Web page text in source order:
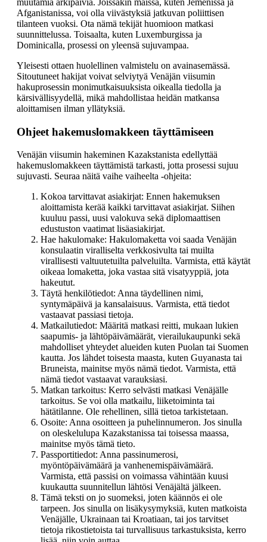
muutamia arkipäiviä. Joissakin maissa, kuten Jemenissä ja
Afganistanissa, voi olla viivästyksiä jatkuvan poliittisen
tilanteen vuoksi. Ota nämä tekijät huomioon matkasi
suunnittelussa. Toisaalta, kuten Luxemburgissa ja
Dominicalla, prosessi on yleensä sujuvampaa.
Yleisesti ottaen huolellinen valmistelu on avainasemässä.
Sitoutuneet hakijat voivat selviytyä Venäjän viisumin
hakuprosessin monimutkaisuuksista oikealla tiedolla ja
kärsivällisyydellä, mikä mahdollistaa heidän matkansa
aloittamisen ilman yllätyksiä.
Ohjeet hakemuslomakkeen täyttämiseen
Venäjän viisumin hakeminen Kazakstanista edellyttää
hakemuslomakkeen täyttämistä tarkasti, jotta prosessi sujuu
sujuvasti. Seuraa näitä vaihe vaiheelta -ohjeita:
Kokoa tarvittavat asiakirjat: Ennen hakemuksen
aloittamista kerää kaikki tarvittavat asiakirjat. Siihen
kuuluu passi, uusi valokuva sekä diplomaattisen
edustuston vaatimat lisäasiakirjat.
Hae hakulomake: Hakulomaketta voi saada Venäjän
konsulaatin viralliselta verkkosivulta tai muilta
virallisesti valtuutetuilta palveluilta. Varmista, että käytät
oikeaa lomaketta, joka vastaa sitä visatyyppiä, jota
hakeutut.
Täytä henkilötiedot: Anna täydellinen nimi,
syntymäpäivä ja kansalaisuus. Varmista, että tiedot
vastaavat passiasi tietoja.
Matkailutiedot: Määritä matkasi reitti, mukaan lukien
saapumis- ja lähtöpäivämäärät, vierailukaupunki sekä
mahdolliset yhteydet alueiden kuten Puolan tai Suomen
kautta. Jos lähdet toisesta maasta, kuten Guyanasta tai
Bruneista, mainitse myös nämä tiedot. Varmista, että
nämä tiedot vastaavat varauksiasi.
Matkan tarkoitus: Kerro selvästi matkasi Venäjälle
tarkoitus. Se voi olla matkailu, liiketoiminta tai
hätätilanne. Ole rehellinen, sillä tietoa tarkistetaan.
Osoite: Anna osoitteen ja puhelinnumeron. Jos sinulla
on oleskelulupa Kazakstanissa tai toisessa maassa,
mainitse myös tämä tieto.
Passportitiedot: Anna passinumerosi,
myöntöpäivämäärä ja vanhenemispäivämäärä.
Varmista, että passisi on voimassa vähintään kuusi
kuukautta suunnitellun lähtösi Venäjältä jälkeen.
Tämä teksti on jo suomeksi, joten käännös ei ole
tarpeen. Jos sinulla on lisäkysymyksiä, kuten matkoista
Venäjälle, Ukrainaan tai Kroatiaan, tai jos tarvitset
tietoja rikostietoista tai turvallisuus tarkastuksista, kerro